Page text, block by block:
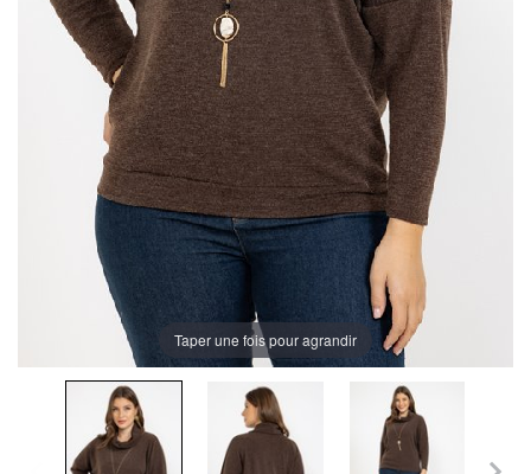
Taper une fois pour agrandir